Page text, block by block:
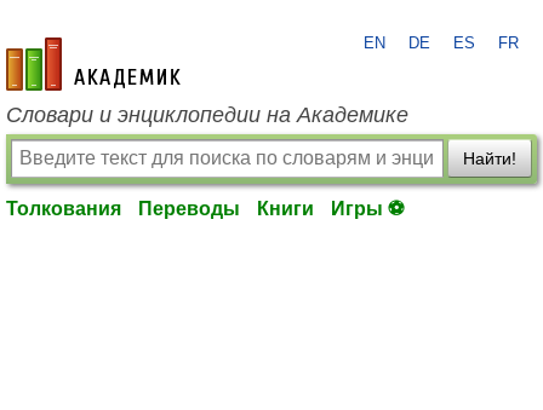
academic.ru
EN DE ES FR
Словари и энциклопедии на Академике
Найти!
Толкования Переводы Книги Игры ⚽